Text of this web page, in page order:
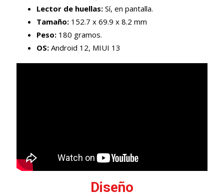
Lector de huellas: Sí, en pantalla.
Tamaño: 152.7 x 69.9 x 8.2 mm
Peso: 180 gramos.
OS:Android 12, MIUI 13
Diseño